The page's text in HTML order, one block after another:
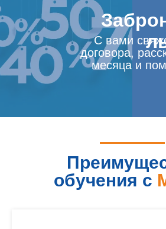
С вами
договора,
месяца и
обучения с